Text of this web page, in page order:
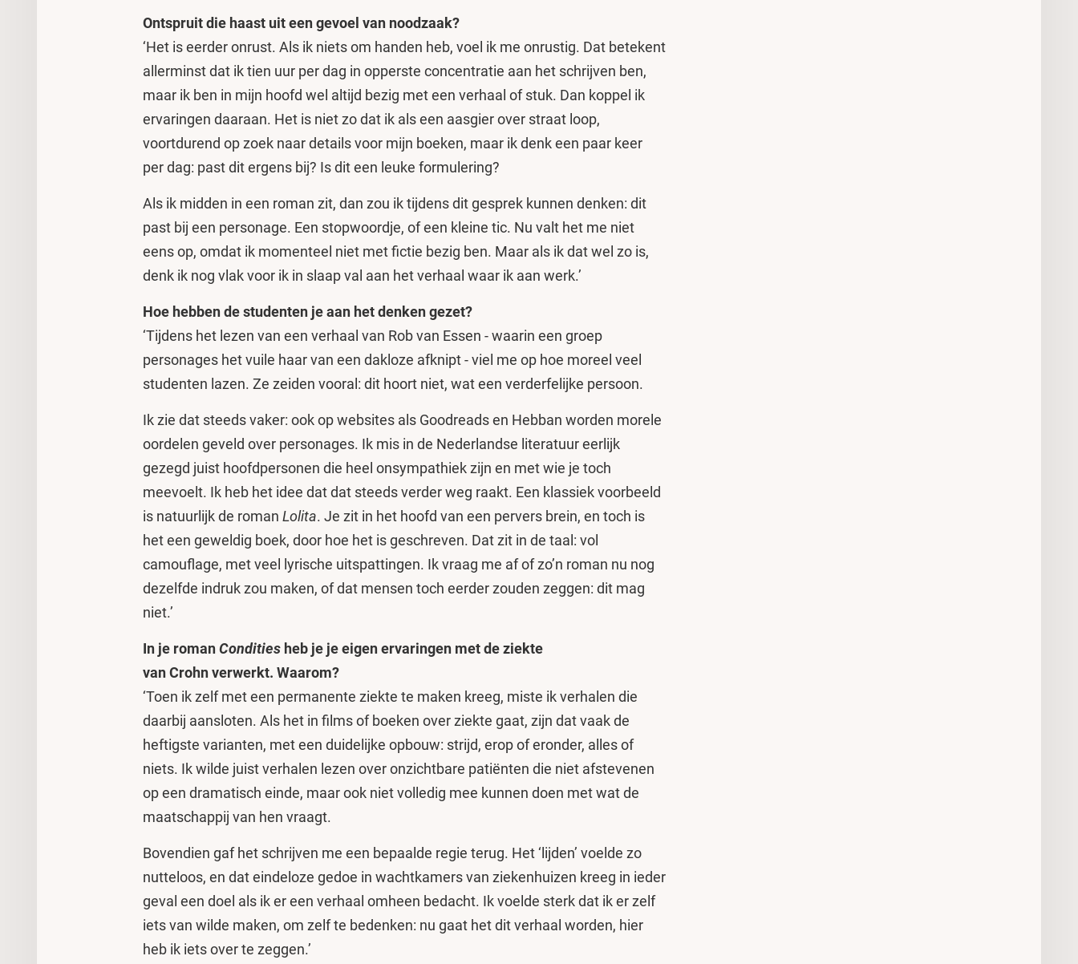
Ontspruit die haast uit een gevoel van noodzaak?
‘Het is eerder onrust. Als ik niets om handen heb, voel ik me onrustig. Dat betekent
allerminst dat ik tien uur per dag in opperste concentratie aan het schrijven ben,
maar ik ben in mijn hoofd wel altijd bezig met een verhaal of stuk. Dan koppel ik
ervaringen daaraan. Het is niet zo dat ik als een aasgier over straat loop,
voortdurend op zoek naar details voor mijn boeken, maar ik denk een paar keer
per dag: past dit ergens bij? Is dit een leuke formulering?
Als ik midden in een roman zit, dan zou ik tijdens dit gesprek kunnen denken: dit
past bij een personage. Een stopwoordje, of een kleine tic. Nu valt het me niet
eens op, omdat ik momenteel niet met fictie bezig ben. Maar als ik dat wel zo is,
denk ik nog vlak voor ik in slaap val aan het verhaal waar ik aan werk.’
Hoe hebben de studenten je aan het denken gezet?
‘Tijdens het lezen van een verhaal van Rob van Essen - waarin een groep
personages het vuile haar van een dakloze afknipt - viel me op hoe moreel veel
studenten lazen. Ze zeiden vooral: dit hoort niet, wat een verderfelijke persoon.
Ik zie dat steeds vaker: ook op websites als Goodreads en Hebban worden morele
oordelen geveld over personages. Ik mis in de Nederlandse literatuur eerlijk
gezegd juist hoofdpersonen die heel onsympathiek zijn en met wie je toch
meevoelt. Ik heb het idee dat dat steeds verder weg raakt. Een klassiek voorbeeld
is natuurlijk de roman Lolita. Je zit in het hoofd van een pervers brein, en toch is
het een geweldig boek, door hoe het is geschreven. Dat zit in de taal: vol
camouflage, met veel lyrische uitspattingen. Ik vraag me af of zo’n roman nu nog
dezelfde indruk zou maken, of dat mensen toch eerder zouden zeggen: dit mag
niet.’
In je romanCondities heb je je eigen ervaringen met de ziekte
van Crohn verwerkt. Waarom?
‘Toen ik zelf met een permanente ziekte te maken kreeg, miste ik verhalen die
daarbij aansloten. Als het in films of boeken over ziekte gaat, zijn dat vaak de
heftigste varianten, met een duidelijke opbouw: strijd, erop of eronder, alles of
niets. Ik wilde juist verhalen lezen over onzichtbare patiënten die niet afstevenen
op een dramatisch einde, maar ook niet volledig mee kunnen doen met wat de
maatschappij van hen vraagt.
Bovendien gaf het schrijven me een bepaalde regie terug. Het ‘lijden’ voelde zo
nutteloos, en dat eindeloze gedoe in wachtkamers van ziekenhuizen kreeg in ieder
geval een doel als ik er een verhaal omheen bedacht. Ik voelde sterk dat ik er zelf
iets van wilde maken, om zelf te bedenken: nu gaat het dit verhaal worden, hier
heb ik iets over te zeggen.’